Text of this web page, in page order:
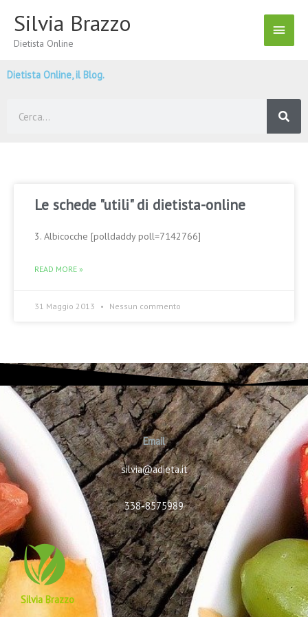
contenuto
Silvia Brazzo
Dietista Online
Menu
Dietista Online, il Blog.
Le schede "utili" di dietista-online
3. Albicocche [polldaddy poll=7142766]
READ MORE »
31 Maggio 2013 Nessun commento
Email
silvia@adieta.it
338-8575989
Silvia Brazzo